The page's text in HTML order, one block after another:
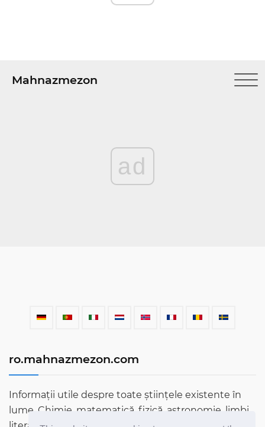
Mahnazmezon
ad
ro.mahnazmezon.com
Informații utile despre toate științele existente în
lume. Chimie, matematică, fizică, astronomie, limbi,